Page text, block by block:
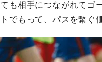
も相手につながれてゴ
でもって、パスを繋ぐ